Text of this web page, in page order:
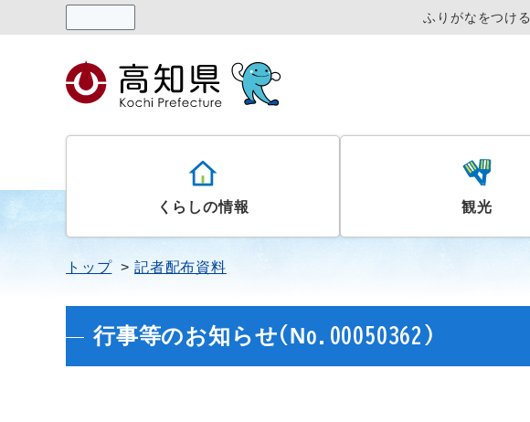
ふりがなをつける
くらしの情報 観光
トップ 記者配布資料
行事等のお知らせ(No.00050362)